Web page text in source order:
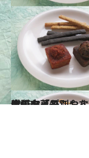
2013.3.24
大阪市「ねこやなぎ」の体質タイプ別おすすめ薬膳のお菓子
グルメ